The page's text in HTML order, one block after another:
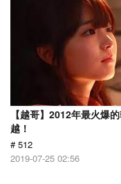
【越哥】2012年最火爆
越！
# 512
2019-07-25 02:56